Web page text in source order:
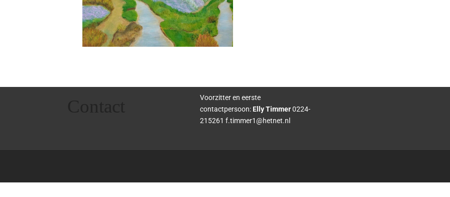
Voorzitter en eerste
contactpersoon: Elly Timmer0224-
215261 f.timmer1@hetnet.nl